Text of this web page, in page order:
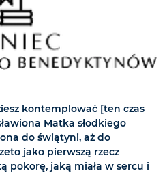
kontemplować [ten czas
Matka słodkiego
do świątyni, aż do
jako pierwszą rzecz
pokorę, jaką miała w sercu i